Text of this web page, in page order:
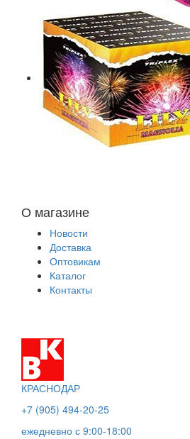
О магазине
Новости
Доставка
Оптовикам
Каталог
Контакты
КРАСНОДАР
+7 (905) 494-20-25
ежедневно с 9:00-18:00